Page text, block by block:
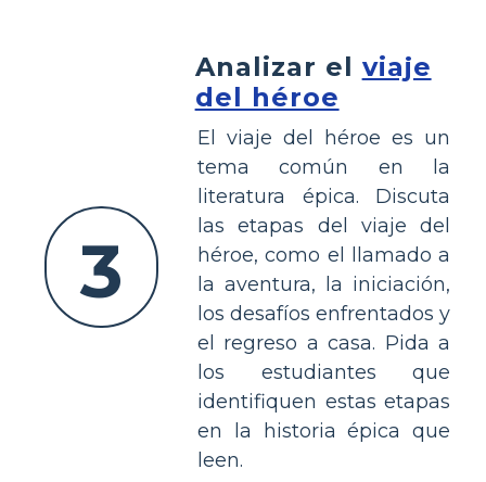
3
Analizar el viaje
del héroe
El viaje del héroe es un
tema común en la
literatura épica. Discuta
las etapas del viaje del
héroe, como el llamado a
la aventura, la iniciación,
los desafíos enfrentados y
el regreso a casa. Pida a
los estudiantes que
identifiquen estas etapas
en la historia épica que
leen.